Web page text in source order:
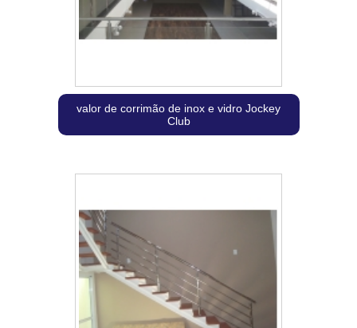
valor de corrimão de inox e vidro Jockey
Club